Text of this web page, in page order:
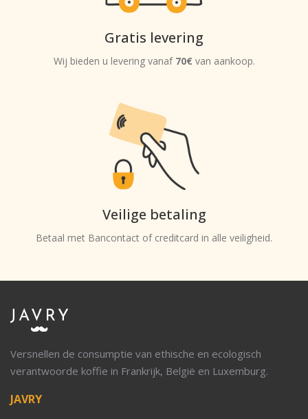
Gratis levering
Wij bieden u levering vanaf 70€ van aankoop.
Veilige betaling
Betaal met Bancontact of creditcard in alle veiligheid.
Versnellen de consumptie van ethische en ecologisch
verantwoorde koffie in Frankrijk, België en Luxemburg.
JAVRY